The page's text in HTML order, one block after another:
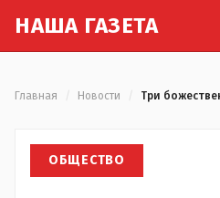
НАША ГАЗЕТА
Главная Новости
ОБЩЕСТВО